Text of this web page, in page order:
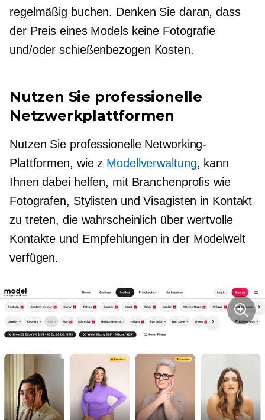
regelmäßig buchen. Denken Sie daran, dass
der Preis eines Models keine Fotografie
und/oderschießenbezogen Kosten.
Nutzen Sie professionelle
Netzwerkplattformen
Nutzen Sie professionelle Networking-
Plattformen, wie z Modellverwaltung, kann
Ihnen dabei helfen, mit Branchenprofis wie
Fotografen, Stylisten und Visagisten in Kontakt
zu treten, die wahrscheinlich über wertvolle
Kontakte und Empfehlungen in der Modelwelt
verfügen.